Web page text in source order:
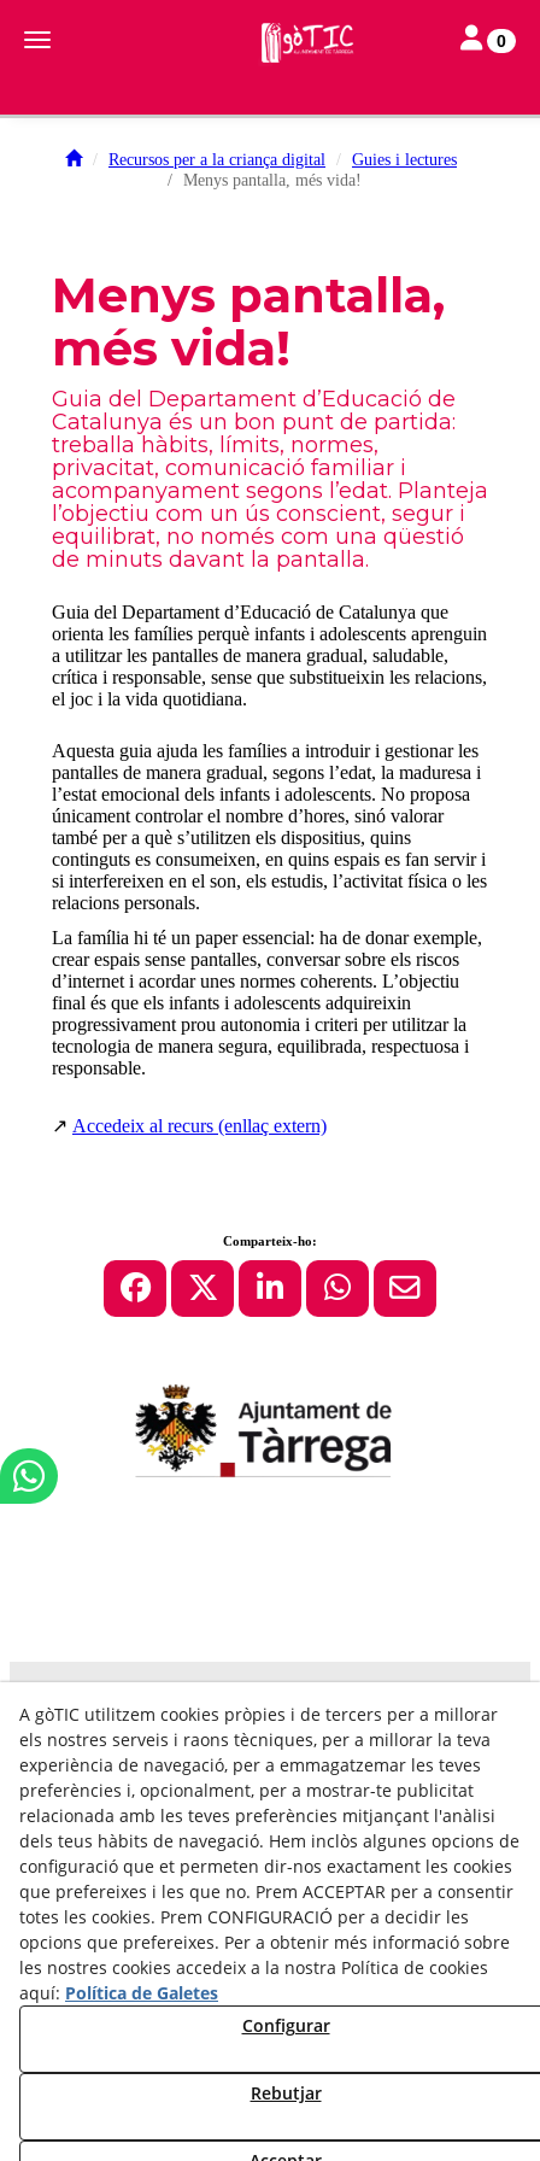
Toggle navigation Toggle
0
Recursos per a la criança digital
Guies i lectures
Menys pantalla, més vida!
Menys pantalla,
més vida!
Guia del Departament d’Educació de
Catalunya és un bon punt de partida:
treballa hàbits, límits, normes,
privacitat, comunicació familiar i
acompanyament segons l’edat. Planteja
l’objectiu com un ús conscient, segur i
equilibrat, no només com una qüestió
de minuts davant la pantalla.
Guia del Departament d’Educació de Catalunya que
orienta les famílies perquè infants i adolescents aprenguin
a utilitzar les pantalles de manera gradual, saludable,
crítica i responsable, sense que substitueixin les relacions,
el joc i la vida quotidiana.
Aquesta guia ajuda les famílies a introduir i gestionar les
pantalles de manera gradual, segons l’edat, la maduresa i
l’estat emocional dels infants i adolescents. No proposa
únicament controlar el nombre d’hores, sinó valorar
també per a què s’utilitzen els dispositius, quins
continguts es consumeixen, en quins espais es fan servir i
si interfereixen en el son, els estudis, l’activitat física o les
relacions personals.
La família hi té un paper essencial: ha de donar exemple,
crear espais sense pantalles, conversar sobre els riscos
d’internet i acordar unes normes coherents. L’objectiu
final és que els infants i adolescents adquireixin
progressivament prou autonomia i criteri per utilitzar la
tecnologia de manera segura, equilibrada, respectuosa i
responsable.
↗ Accedeix al recurs (enllaç extern)
Comparteix-ho:
gòTIC Ajuntament de Tàrrega
Carrer del Segle XX, 2, 2on
25300Tàrrega(Lleida)
+34 973 50 01 99
gotic@tarrega.cat
Política de Privacidad
© 08/2026 gòTIC Ajuntament de Tàrrega - Tots els drets
A gòTIC utilitzem cookies pròpies i de tercers per a millorar
els nostres serveis i raons tècniques, per a millorar la teva
experiència de navegació, per a emmagatzemar les teves
preferències i, opcionalment, per a mostrar-te publicitat
relacionada amb les teves preferències mitjançant l'anàlisi
dels teus hàbits de navegació. Hem inclòs algunes opcions de
configuració que et permeten dir-nos exactament les cookies
que prefereixes i les que no. Prem ACCEPTAR per a consentir
totes les cookies. Prem CONFIGURACIÓ per a decidir les
opcions que prefereixes. Per a obtenir més informació sobre
les nostres cookies accedeix a la nostra Política de cookies
aquí: Política de Galetes
Configurar
Rebutjar